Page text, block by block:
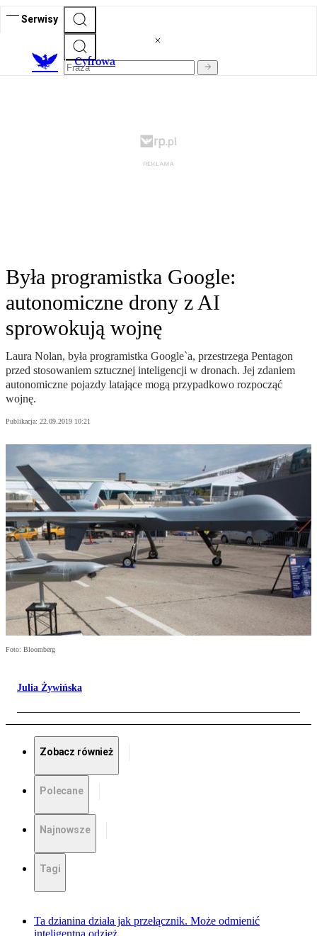
Serwisy
Cyfrowa
Była programistka Google:
autonomiczne drony z AI
sprowokują wojnę
Laura Nolan, była programistka Google`a, przestrzega Pentagon
przed stosowaniem sztucznej inteligencji w dronach. Jej zdaniem
autonomiczne pojazdy latające mogą przypadkowo rozpocząć
wojnę.
Publikacja: 22.09.2019 10:21
Foto: Bloomberg
Julia Żywińska
Zobacz również
Polecane
Najnowsze
Tagi
Ta dzianina działa jak przełącznik. Może odmienić
inteligentną odzież